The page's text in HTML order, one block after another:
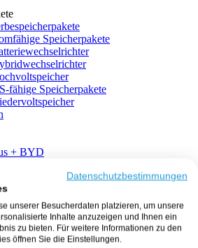
Speicherpakete
fähige Speicherpakete
+ BYD
BYD
+ EcoFlow
+ FENECON
Datenschutzbestimmungen
unserer Besucherdaten platzieren, um unsere
Inhalte anzuzeigen und Ihnen ein
zu bieten. Für weitere Informationen zu den
öffnen Sie die Einstellungen.